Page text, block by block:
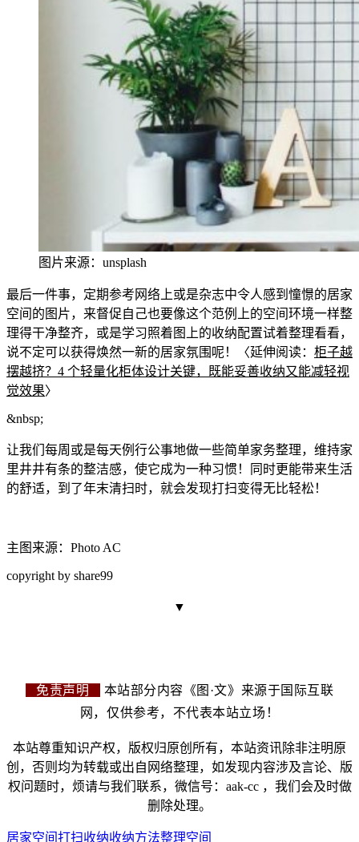
图片来源：unsplash
最后一件事，定期参考网络上或是杂志中令人感到憧憬的居家
空间的图片，来督促自己也要像这个范例上的空间环境一样整
理得干净整齐，或是学习照着图上的收纳配置试着整理看看，
说不定可以获得焕然一新的居家氛围呢！〈延伸阅读： 柜子越
摆越挤？4 个轻量化柜体设计关键，既能妥善收纳又能减轻视
觉效果〉
&nbsp;
让我们每周或是每天例行公事地做一些简单家务整理，维持家
里井井有条的整洁感，使它成为一种习惯！同时更能带来生活
的舒适，到了年末清扫时，就会发现打扫变得无比轻松！
主图来源：Photo AC
copyright by share99
▼
免责声明
本站部分内容《图·文》来源于国际互联
网，仅供参考，不代表本站立场！
本站尊重知识产权，版权归原创所有，本站资讯除非注明原
创，否则均为转载或出自网络整理，如发现内容涉及言论、版
权问题时，烦请与我们联系，微信号：aak-cc ，我们会及时做
删除处理。
居家空间打扫收纳收纳方法整理空间